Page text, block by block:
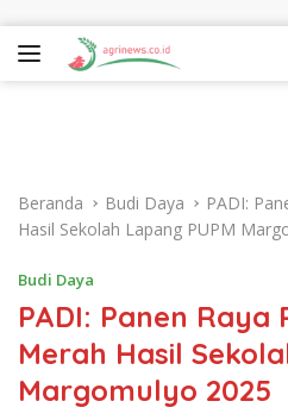
Beranda Budi Daya
PADI:
Hasil Sekolah Lapang PUPM
Budi Daya
PADI: Panen Raya
Merah Hasil
Margomulyo 2025